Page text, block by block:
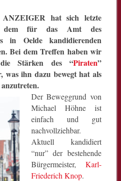
hat sich letzte
dem für das Amt des
in Oelde kandidierenden
Bei dem Treffen haben wir
Stärken des “Piraten”
was ihn dazu bewegt hat als
Der Beweggrund von
Michael Höhne ist
einfach und gut
nachvollziehbar.
Aktuell kandidiert
“nur” der bestehende
Bürgermeister,Karl-
Friederich Knop.